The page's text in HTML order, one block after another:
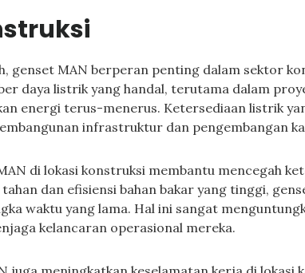
genset MAN berperan penting dalam sektor
daya listrik yang handal, terutama dalam
energi terus-menerus. Ketersediaan listrik
infrastruktur dan pengembangan
di lokasi konstruksi membantu mencegah
dan efisiensi bahan bakar yang tinggi,
waktu yang lama. Hal ini sangat
kelancaran operasional mereka.